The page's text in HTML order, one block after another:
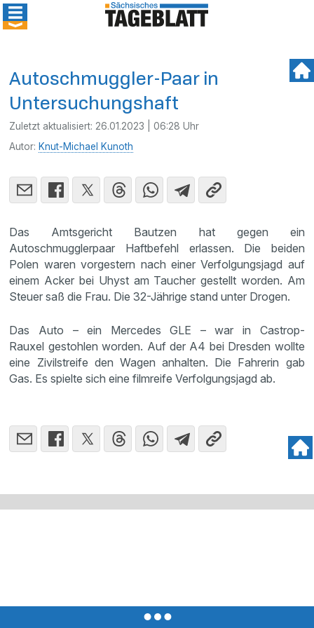
Autoschmuggler-Paar in
Untersuchungshaft
Zuletzt aktualisiert: 26.01.2023 | 06:28 Uhr
Autor: Knut-Michael Kunoth
Das Amtsgericht Bautzen hat gegen ein
Autoschmugglerpaar Haftbefehl erlassen. Die beiden
Polen waren vorgestern nach einer Verfolgungsjagd auf
einem Acker bei Uhyst am Taucher gestellt worden. Am
Steuer saß die Frau. Die 32-Jährige stand unter Drogen.
Das Auto – ein Mercedes GLE – war in Castrop-
Rauxel gestohlen worden. Auf der A4 bei Dresden wollte
eine Zivilstreife den Wagen anhalten. Die Fahrerin gab
Gas. Es spielte sich eine filmreife Verfolgungsjagd ab.